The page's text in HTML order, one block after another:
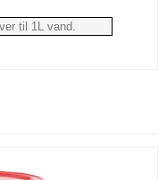
til 1L vand.